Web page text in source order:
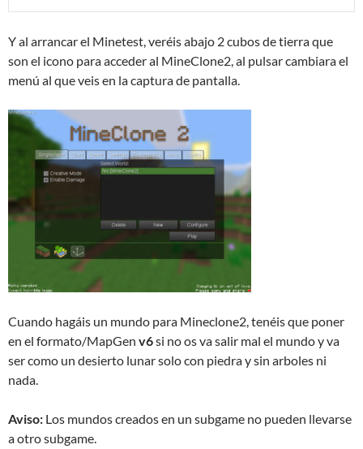
Y al arrancar el Minetest, veréis abajo 2 cubos de tierra que
son el icono para acceder al MineClone2, al pulsar cambiara el
menú al que veis en la captura de pantalla.
Cuando hagáis un mundo para Mineclone2, tenéis que poner
en el formato/MapGen v6si no os va salir mal el mundo y va
ser como un desierto lunar solo con piedra y sin arboles ni
nada.
Aviso: Los mundos creados en un subgame no pueden llevarse
a otro subgame.